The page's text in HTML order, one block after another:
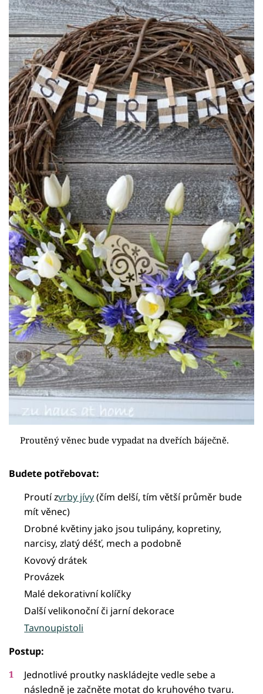
Proutěný věnec bude vypadat na dveřích báječně.
Budete potřebovat:
Proutí zvrby jívy(čím delší, tím větší průměr bude
mít věnec)
Drobné květiny jako jsou tulipány, kopretiny,
narcisy, zlatý déšť, mech a podobně
Kovový drátek
Provázek
Malé dekorativní kolíčky
Další velikonoční či jarní dekorace
Tavnoupistoli
Postup:
Jednotlivé proutky naskládejte vedle sebe a
následně je začněte motat do kruhového tvaru.